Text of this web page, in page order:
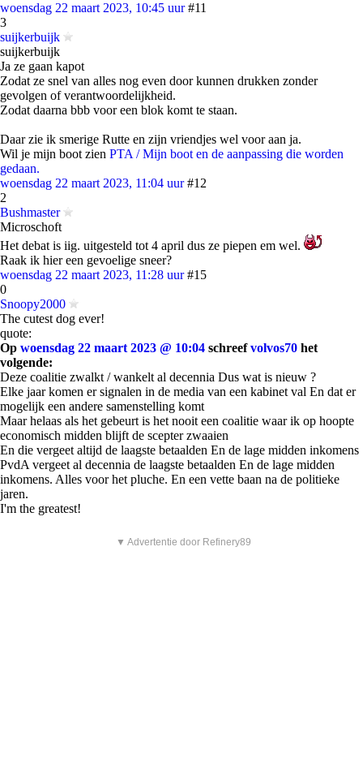
woensdag 22 maart 2023, 10:45 uur #11
3
suijkerbuijk
suijkerbuijk
Ja ze gaan kapot
Zodat ze snel van alles nog even door kunnen drukken zonder
gevolgen of verantwoordelijkheid.
Zodat daarna bbb voor een blok komt te staan.
Daar zie ik smerige Rutte en zijn vriendjes wel voor aan ja.
Wil je mijn boot zien PTA / Mijn boot en de aanpassing die worden
gedaan.
woensdag 22 maart 2023, 11:04 uur #12
2
Bushmaster
Microschoft
Het debat is iig. uitgesteld tot 4 april dus ze piepen em wel.
Raak ik hier een gevoelige sneer?
woensdag 22 maart 2023, 11:28 uur #15
0
Snoopy2000
The cutest dog ever!
quote:
Op woensdag 22 maart 2023 @ 10:04 schreefvolvos70 het
volgende:
Deze coalitie zwalkt / wankelt al decennia Dus wat is nieuw ?
Elke jaar komen er signalen in de media van een kabinet val En dat er
mogelijk een andere samenstelling komt
Maar helaas als het gebeurt is het nooit een coalitie waar ik op hoopte
economisch midden blijft de scepter zwaaien
En die vergeet altijd de laagste betaalden En de lage midden inkomens
PvdA vergeet al decennia de laagste betaalden En de lage midden
inkomens. Alles voor het pluche. En een vette baan na de politieke
jaren.
I'm the greatest!
▼ Advertentie door Refinery89